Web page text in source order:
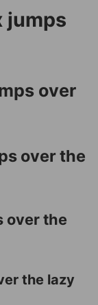
jumps
over
over the
over the
the lazy